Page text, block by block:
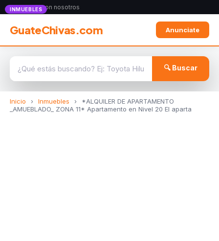
Anunciate con nosotros
GuateChivas.com Anunciate
🔍 Buscar
Inicio › Inmuebles ›
*ALQUILER DE APARTAMENTO
_AMUEBLADO_ ZONA 11* Apartamento en Nivel 20 El aparta
INMUEBLES